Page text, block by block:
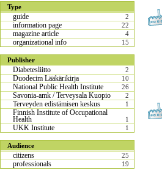
Type
guide 2
information page 22
magazine article 4
organizational info 15
Publisher
Diabetesliitto 2
Duodecim Lääkärikirja 10
National Public Health Institute 26
Savonia-amk / Terveysala Kuopio 2
Terveyden edistämisen keskus 1
Finnish Institute of Occupational
Health 1
UKK Institute 1
Audience
citizens 25
professionals 19